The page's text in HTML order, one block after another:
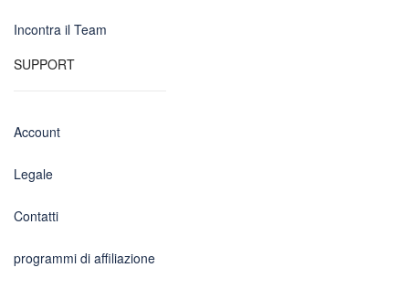
Incontra il Team
SUPPORT
Account
Legale
Contatti
programmi di affiliazione